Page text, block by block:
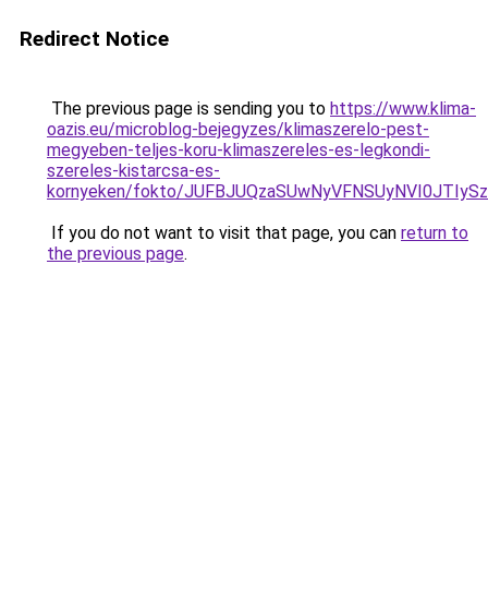
Redirect Notice
The previous page is sending you to https://www.klima-
oazis.eu/microblog-bejegyzes/klimaszerelo-pest-
megyeben-teljes-koru-klimaszereles-es-legkondi-
szereles-kistarcsa-es-
kornyeken/fokto/
If you do not want to visit that page, you can return to
the previous page.